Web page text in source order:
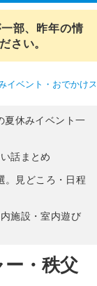
部、昨年の情
さい。
イベント・おでかけ
休みイベント一
話まとめ
。見どころ・日程
施設・室内遊び
・秩父